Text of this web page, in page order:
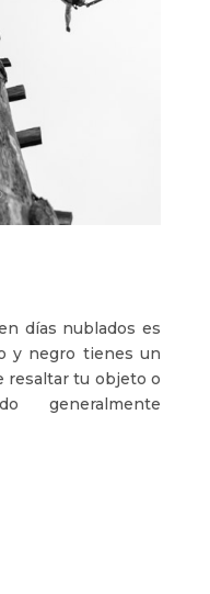
días nublados es
y negro tienes un
resaltar tu objeto o
generalmente